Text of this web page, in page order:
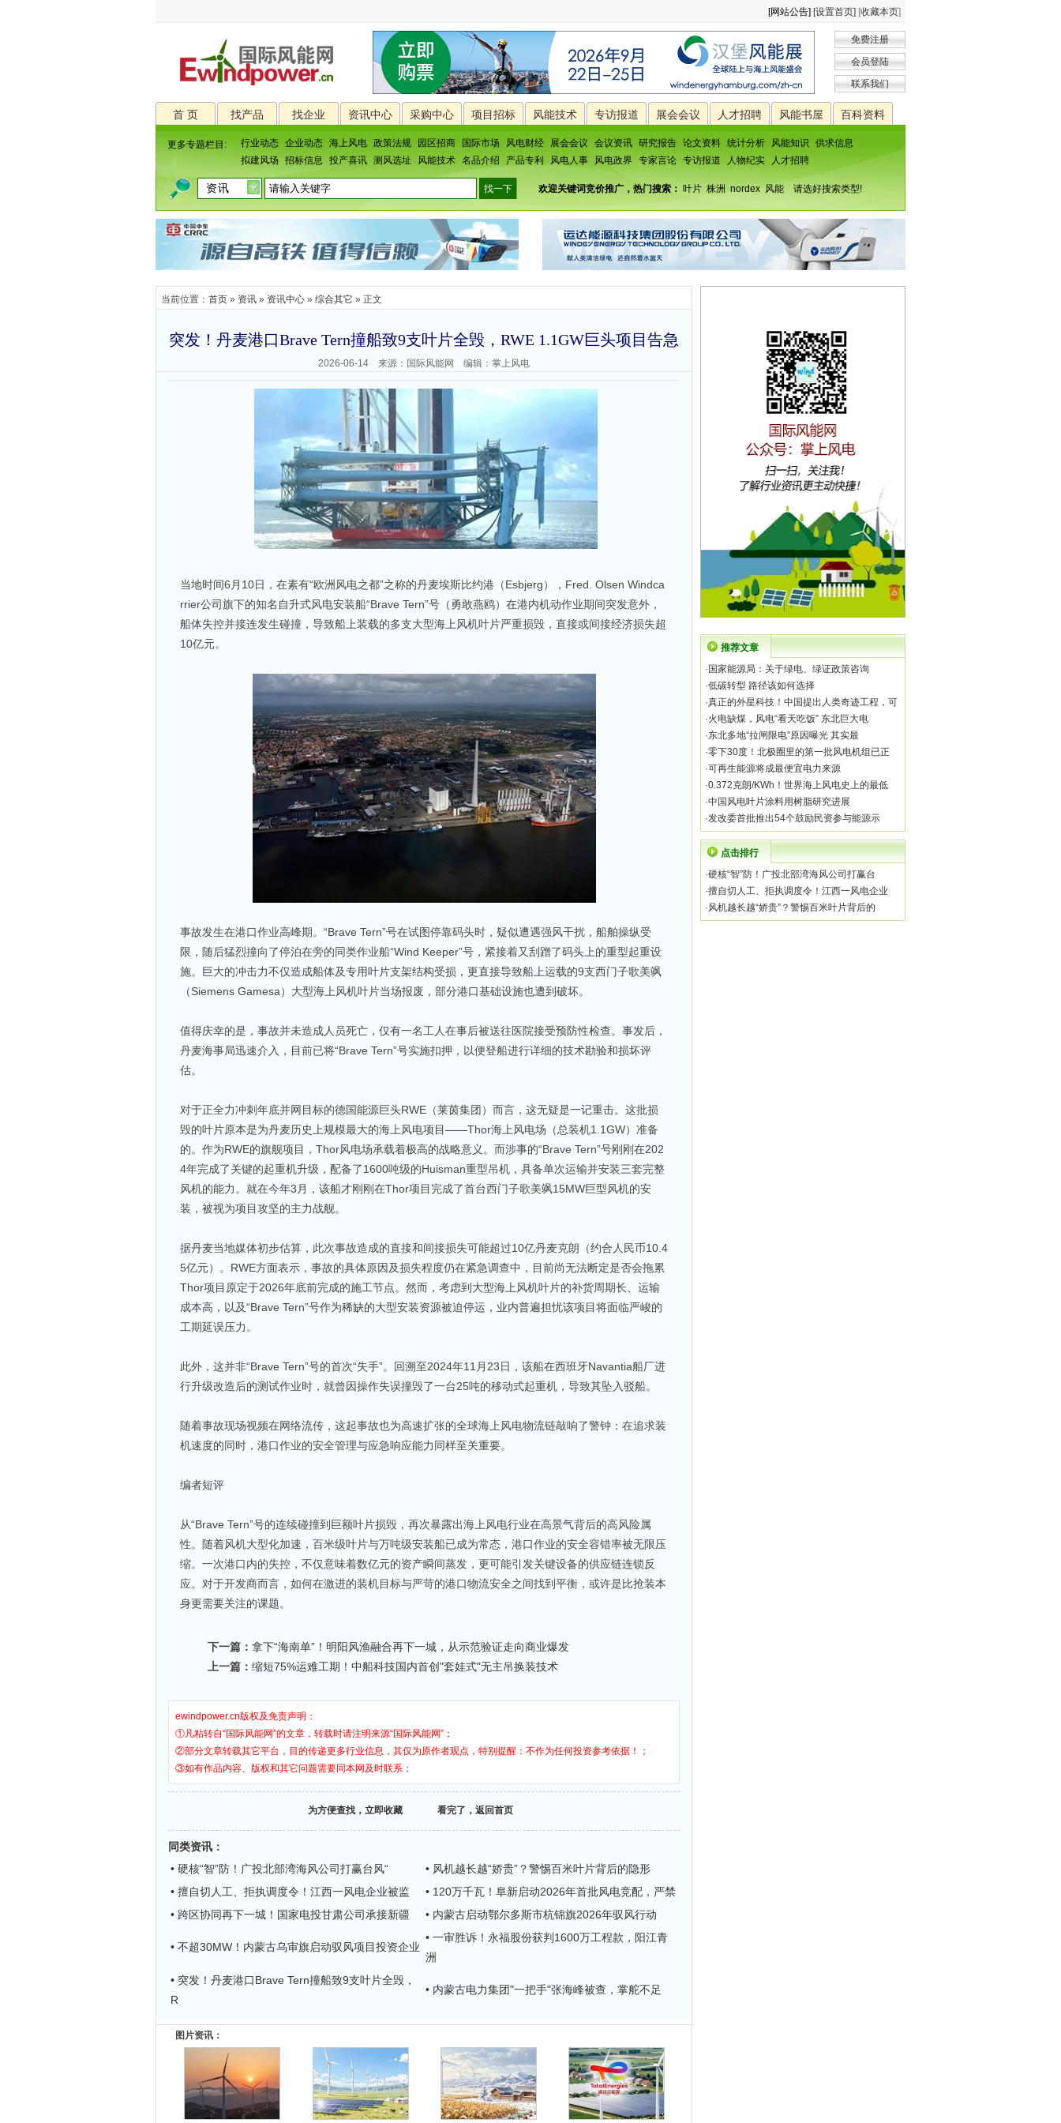
[网站公告] [设置首页] [收藏本页]
免费注册
会员登陆
联系我们
首 页 找产品 找企业 资讯中心 采购中心 项目招标 风能技术 专访报道 展会会议 人才招聘 风能书屋 百科资料
更多专题栏目: 行业动态 企业动态 海上风电 政策法规 园区招商 国际市场 风电财经 展会会议 会议资讯 研究报告 论文资料 统计分析 风能知识
供求信息
拟建风场
招标信息 投产喜讯 测风选址 风能技术 名品介绍 产品专利 风电人事 风电政界 专家言论 专访报道 人物纪实 人才招聘
欢迎关键词竞价推广，热门搜索： 叶片 株洲 nordex 风能 请选好搜索类型!
当前位置： 首页 » 资讯 » 资讯中心 » 综合其它 » 正文
突发！丹麦港口Brave Tern撞船致9支叶片全毁，RWE 1.1GW巨头项目告急
2026-06-14 来源：国际风能网 编辑：掌上风电
当地时间6月10日，在素有“欧洲风电之都”之称的丹麦埃斯比约港（Esbjerg），Fred. Olsen Windca
rrier公司旗下的知名自升式风电安装船“Brave Tern”号（勇敢燕鸥）在港内机动作业期间突发意外，
船体失控并接连发生碰撞，导致船上装载的多支大型海上风机叶片严重损毁，直接或间接经济损失超
10亿元。
事故发生在港口作业高峰期。“Brave Tern”号在试图停靠码头时，疑似遭遇强风干扰，船舶操纵受
限，随后猛烈撞向了停泊在旁的同类作业船“Wind Keeper”号，紧接着又刮蹭了码头上的重型起重设
施。巨大的冲击力不仅造成船体及专用叶片支架结构受损，更直接导致船上运载的9支西门子歌美飒
（Siemens Gamesa）大型海上风机叶片当场报废，部分港口基础设施也遭到破坏。
值得庆幸的是，事故并未造成人员死亡，仅有一名工人在事后被送往医院接受预防性检查。事发后，
丹麦海事局迅速介入，目前已将“Brave Tern”号实施扣押，以便登船进行详细的技术勘验和损坏评
估。
对于正全力冲刺年底并网目标的德国能源巨头RWE（莱茵集团）而言，这无疑是一记重击。这批损
毁的叶片原本是为丹麦历史上规模最大的海上风电项目——Thor海上风电场（总装机1.1GW）准备
的。作为RWE的旗舰项目，Thor风电场承载着极高的战略意义。而涉事的“Brave Tern”号刚刚在202
4年完成了关键的起重机升级，配备了1600吨级的Huisman重型吊机，具备单次运输并安装三套完整
风机的能力。就在今年3月，该船才刚刚在Thor项目完成了首台西门子歌美飒15MW巨型风机的安
装，被视为项目攻坚的主力战舰。
据丹麦当地媒体初步估算，此次事故造成的直接和间接损失可能超过10亿丹麦克朗（约合人民币10.4
5亿元）。RWE方面表示，事故的具体原因及损失程度仍在紧急调查中，目前尚无法断定是否会拖累
Thor项目原定于2026年底前完成的施工节点。然而，考虑到大型海上风机叶片的补货周期长、运输
成本高，以及“Brave Tern”号作为稀缺的大型安装资源被迫停运，业内普遍担忧该项目将面临严峻的
工期延误压力。
此外，这并非“Brave Tern”号的首次“失手”。回溯至2024年11月23日，该船在西班牙Navantia船厂进
行升级改造后的测试作业时，就曾因操作失误撞毁了一台25吨的移动式起重机，导致其坠入驳船。
随着事故现场视频在网络流传，这起事故也为高速扩张的全球海上风电物流链敲响了警钟：在追求装
机速度的同时，港口作业的安全管理与应急响应能力同样至关重要。
编者短评
从“Brave Tern”号的连续碰撞到巨额叶片损毁，再次暴露出海上风电行业在高景气背后的高风险属
性。随着风机大型化加速，百米级叶片与万吨级安装船已成为常态，港口作业的安全容错率被无限压
缩。一次港口内的失控，不仅意味着数亿元的资产瞬间蒸发，更可能引发关键设备的供应链连锁反
应。对于开发商而言，如何在激进的装机目标与严苛的港口物流安全之间找到平衡，或许是比抢装本
身更需要关注的课题。
下一篇： 拿下“海南单”！明阳风渔融合再下一城，从示范验证走向商业爆发
上一篇： 缩短75%运难工期！中船科技国内首创"套娃式"无主吊换装技术
ewindpower.cn版权及免责声明：
①凡粘转自“国际风能网”的文章，转载时请注明来源“国际风能网”；
②部分文章转载其它平台，目的传递更多行业信息，其仅为原作者观点，特别提醒：不作为任何投资参考依据！；
③如有作品内容、版权和其它问题需要同本网及时联系；
为方便查找，立即收藏 看完了，返回首页
同类资讯 ：
• 硬核“智”防！广投北部湾海风公司打赢台风“
• 风机越长越“娇贵”？警惕百米叶片背后的隐形
• 擅自切人工、拒执调度令！江西一风电企业被监
• 120万千瓦！阜新启动2026年首批风电竞配，严禁
• 跨区协同再下一城！国家电投甘肃公司承接新疆
• 内蒙古启动鄂尔多斯市杭锦旗2026年驭风行动
• 不超30MW！内蒙古乌审旗启动驭风项目投资企业
• 一审胜诉！永福股份获判1600万工程款，阳江青
洲
• 突发！丹麦港口Brave Tern撞船致9支叶片全毁，
R
• 内蒙古电力集团"一把手"张海峰被查，掌舵不足
图片资讯：
推荐文章
· 国家能源局：关于绿电、绿证政策咨询
·低碳转型 路径该如何选择
·真正的外星科技！中国提出人类奇迹工程，可
·火电缺煤，风电“看天吃饭” 东北巨大电
·东北多地“拉闸限电”原因曝光 其实最
·零下30度！北极圈里的第一批风电机组已正
·可再生能源将成最便宜电力来源
·0.372克朗/KWh！世界海上风电史上的最低
·中国风电叶片涂料用树脂研究进展
·发改委首批推出54个鼓励民资参与能源示
点击排行
·硬核“智”防！广投北部湾海风公司打赢台
·擅自切人工、拒执调度令！江西一风电企业
·风机越长越“娇贵”？警惕百米叶片背后的